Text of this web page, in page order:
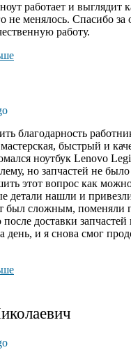
работает и выглядит
не менялось. Спасибо за
работу.
благодарность
быстрый и
ноутбук Lenovo
, но запчастей не
этот вопрос как
детали нашли и
был сложным, поменяли
доставки запчастей
день, и я снова смог